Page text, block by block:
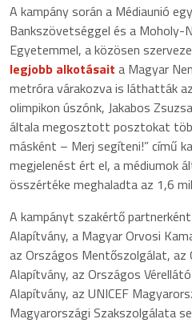
A kampány során a Médiaunió
Bankszövetséggel és a Moholy-
Egyetemmel, a közösen
legjobb alkotásait a Magyar
metróra várakozva is láthatták
olimpikon úszónk, Jakabos
általa megosztott posztokat
másként – Merj segíteni!” című
megjelenést ért el, a médiumok
összértéke meghaladta az 1,6
A kampányt szakértő
Alapítvány, a Magyar Orvosi
az Országos Mentőszolgálat,
Alapítvány, az Országos
Alapítvány, az UNICEF
Magyarországi Szakszolgálata